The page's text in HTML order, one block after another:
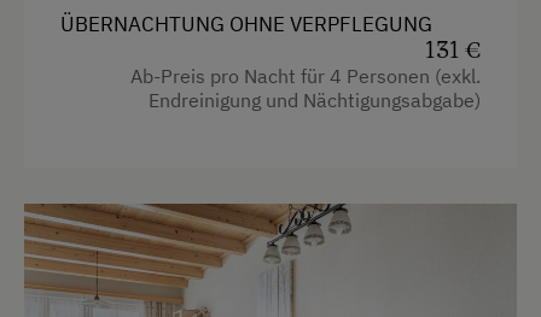
Ausstattung
4 Plattenherd
Radio
Balkon/Terrasse
Dusche
ÜBERNACHTUNG OHNE VERPFLEGUNG
131 €
Ab-Preis pro Nacht für 4 Personen (exkl.
Endreinigung und Nächtigungsabgabe)